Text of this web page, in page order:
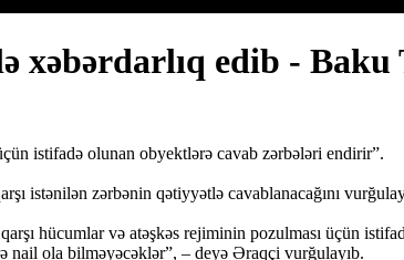
xəbərdarlıq edib - Baku
istifadə olunan obyektlərə cavab zərbələri endirir”.
istənilən zərbənin qətiyyətlə cavablanacağını
hücumlar və atəşkəs rejiminin pozulması üçün
nail ola bilməyəcəklər”, – deyə Əraqçi vurğulayıb.